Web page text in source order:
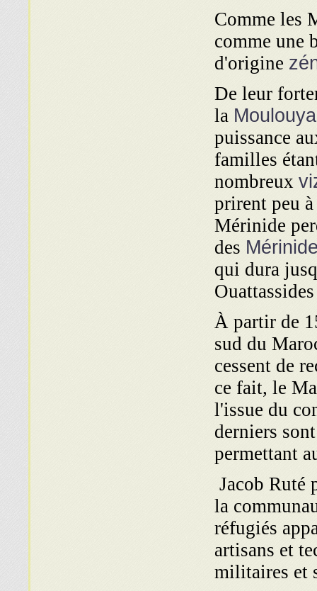
Comme les
comme une
d'origine
De leur
la Moulouya
puissance
familles
nombreux
prirent peu
Mérinide
des
qui dura
À partir de
sud du
cessent de
ce fait, le
l'issue du
derniers
permettant
Jacob Ruté
la
réfugiés
artisans et
militaires et